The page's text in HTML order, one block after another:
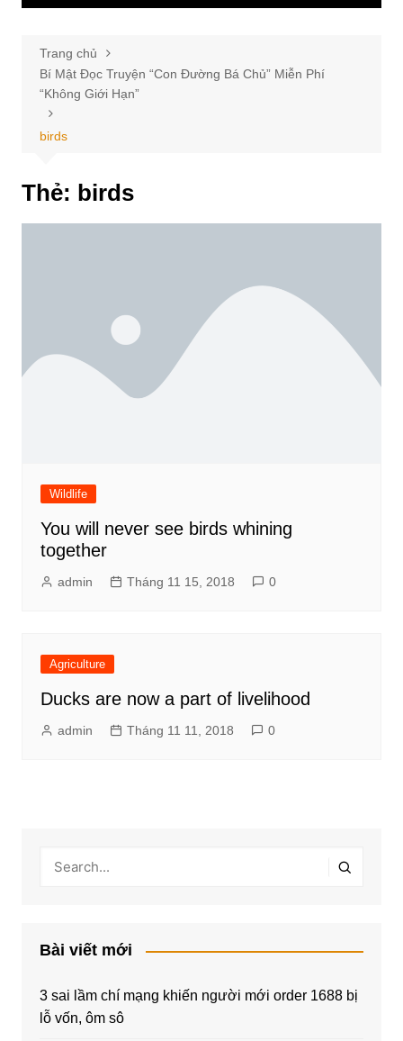
Trang chủ
Bí Mật Đọc Truyện “Con Đường Bá Chủ” Miễn Phí
“Không Giới Hạn”
birds
Thẻ: birds
Wildlife
You will never see birds whining
together
admin Tháng 11 15, 2018 0
Agriculture
Ducks are now a part of livelihood
admin Tháng 11 11, 2018 0
Bài viết mới
3 sai lầm chí mạng khiến người mới order 1688 bị
lỗ vốn, ôm sô